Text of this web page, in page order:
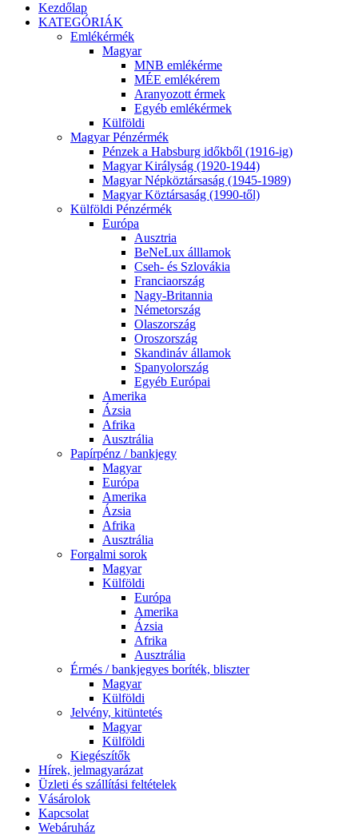
Kezdőlap
KATEGÓRIÁK
Emlékérmék
Magyar
MNB emlékérme
MÉE emlékérem
Aranyozott érmek
Egyéb emlékérmek
Külföldi
Magyar Pénzérmék
Pénzek a Habsburg időkből (1916-ig)
Magyar Királyság (1920-1944)
Magyar Népköztársaság (1945-1989)
Magyar Köztársaság (1990-től)
Külföldi Pénzérmék
Európa
Ausztria
BeNeLux álllamok
Cseh- és Szlovákia
Franciaország
Nagy-Britannia
Németország
Olaszország
Oroszország
Skandináv államok
Spanyolország
Egyéb Európai
Amerika
Ázsia
Afrika
Ausztrália
Papírpénz / bankjegy
Magyar
Európa
Amerika
Ázsia
Afrika
Ausztrália
Forgalmi sorok
Magyar
Külföldi
Európa
Amerika
Ázsia
Afrika
Ausztrália
Érmés / bankjegyes boríték, bliszter
Magyar
Külföldi
Jelvény, kitüntetés
Magyar
Külföldi
Kiegészítők
Hírek, jelmagyarázat
Üzleti és szállítási feltételek
Vásárolok
Kapcsolat
Webáruház